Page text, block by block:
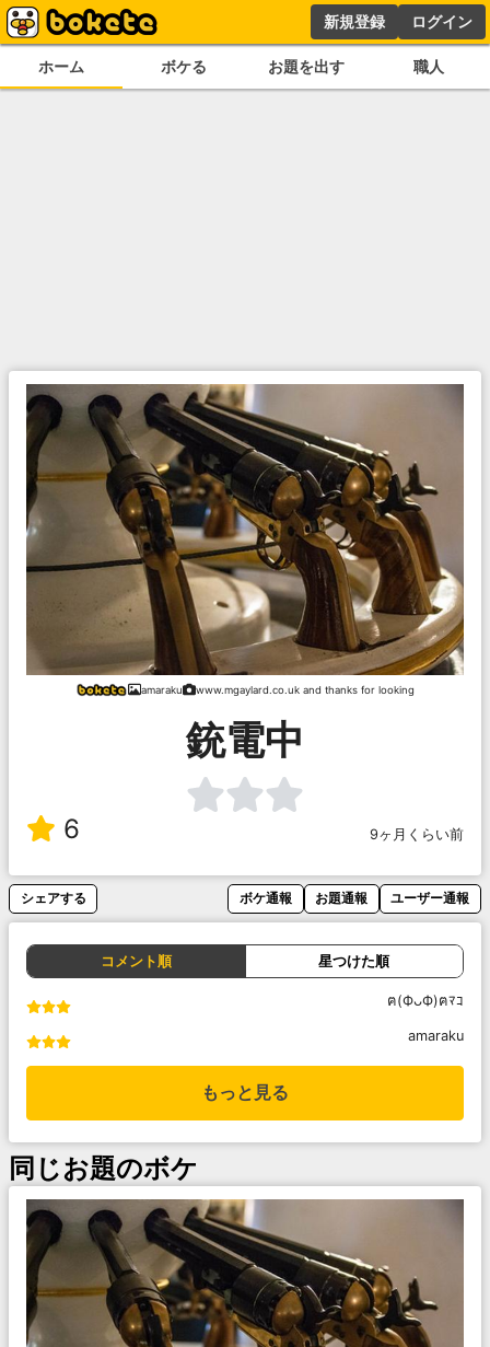
新規登録 ログイン
ホーム ボケる お題を出す 職人
amaraku www.mgaylard.co.uk and thanks for looking
銃電中
6 9ヶ月くらい前
シェアする ボケ通報 お題通報 ユーザー通報
コメント順 星つけた順
ฅ(ФᴗФ)ฅﾏｺ
amaraku
もっと見る
同じお題のボケ